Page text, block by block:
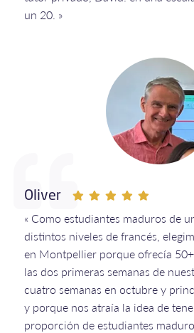
un 20. »
Oliver
« Como estudiantes maduros de
distintos niveles de francés,
en Montpellier porque ofrecía
las dos primeras semanas de
cuatro semanas en octubre y
y porque nos atraía la idea de
proporción de estudiantes